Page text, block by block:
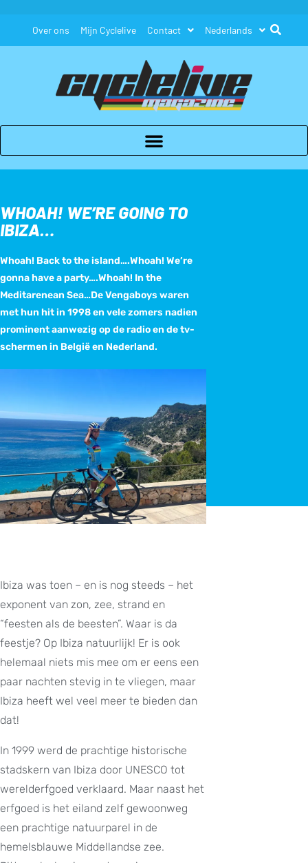
Over ons Mijn Cyclelive Contact Nederlands
WHOAH! WE’RE GOING TO
IBIZA…
Whoah! Back to the island….Whoah! We’re
gonna have a party….Whoah! In the
Meditarenean Sea…De Vengaboys waren
met hun hit in 1998 en vele zomers nadien
prominent aanwezig op de radio en de tv-
schermen in België en Nederland.
Ibiza was toen – en is nog steeds – het
exponent van zon, zee, strand en
“feesten als de beesten”. Waar is da
feestje? Op Ibiza natuurlijk! Er is ook
helemaal niets mis mee om er eens een
paar nachten stevig in te vliegen, maar
Ibiza heeft wel veel meer te bieden dan
dat!
In 1999 werd de prachtige historische
stadskern van Ibiza door UNESCO tot
werelderfgoed verklaard. Maar naast het
erfgoed is het eiland zelf gewoonweg
een prachtige natuurparel in de
hemelsblauwe Middellandse zee.